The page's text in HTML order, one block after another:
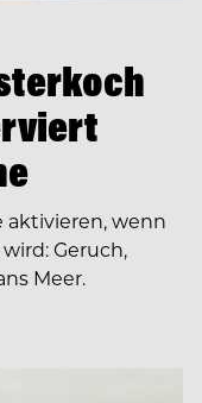
aktivieren, wenn
Geruch,
Meer.